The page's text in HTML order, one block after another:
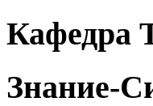
Кафедра
Знание-